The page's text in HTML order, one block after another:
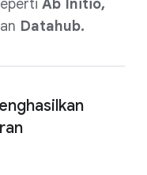
Ab Initio,
Datahub.